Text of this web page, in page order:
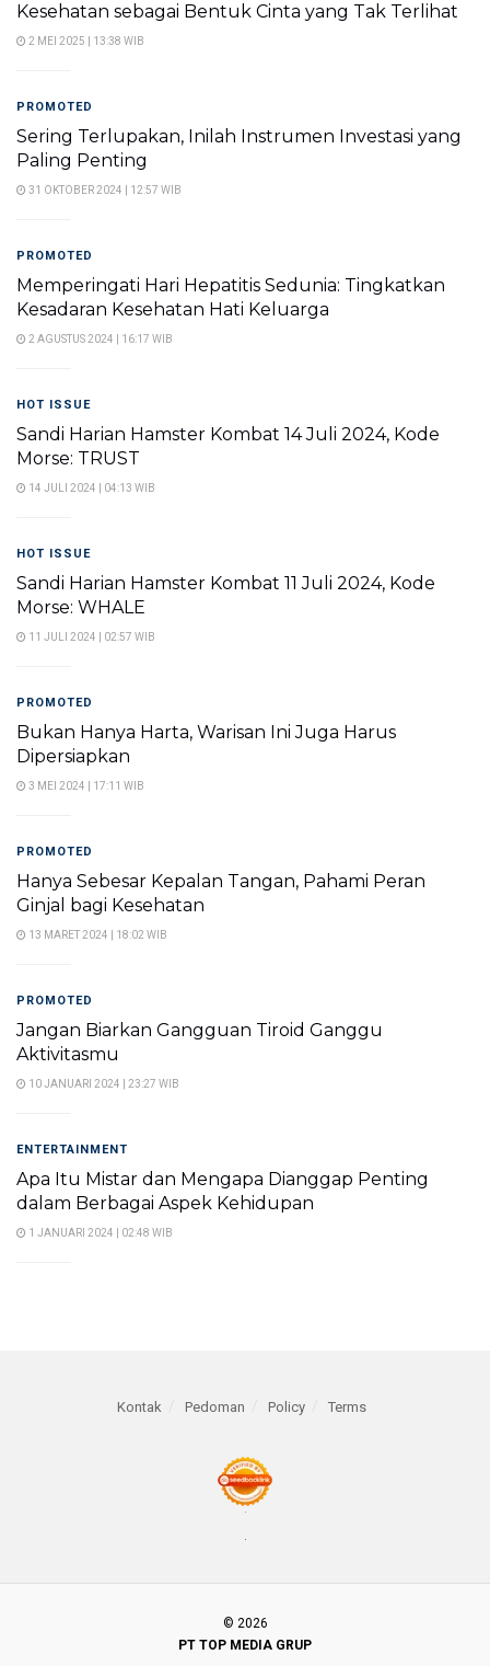
Kesehatan sebagai Bentuk Cinta yang Tak Terlihat
2 MEI 2025 | 13:38 WIB
PROMOTED
Sering Terlupakan, Inilah Instrumen Investasi yang
Paling Penting
31 OKTOBER 2024 | 12:57 WIB
PROMOTED
Memperingati Hari Hepatitis Sedunia: Tingkatkan
Kesadaran Kesehatan Hati Keluarga
2 AGUSTUS 2024 | 16:17 WIB
HOT ISSUE
Sandi Harian Hamster Kombat 14 Juli 2024, Kode
Morse: TRUST
14 JULI 2024 | 04:13 WIB
HOT ISSUE
Sandi Harian Hamster Kombat 11 Juli 2024, Kode
Morse: WHALE
11 JULI 2024 | 02:57 WIB
PROMOTED
Bukan Hanya Harta, Warisan Ini Juga Harus
Dipersiapkan
3 MEI 2024 | 17:11 WIB
PROMOTED
Hanya Sebesar Kepalan Tangan, Pahami Peran
Ginjal bagi Kesehatan
13 MARET 2024 | 18:02 WIB
PROMOTED
Jangan Biarkan Gangguan Tiroid Ganggu
Aktivitasmu
10 JANUARI 2024 | 23:27 WIB
ENTERTAINMENT
Apa Itu Mistar dan Mengapa Dianggap Penting
dalam Berbagai Aspek Kehidupan
1 JANUARI 2024 | 02:48 WIB
Kontak Pedoman Policy Terms
© 2026
PT TOP MEDIA GRUP